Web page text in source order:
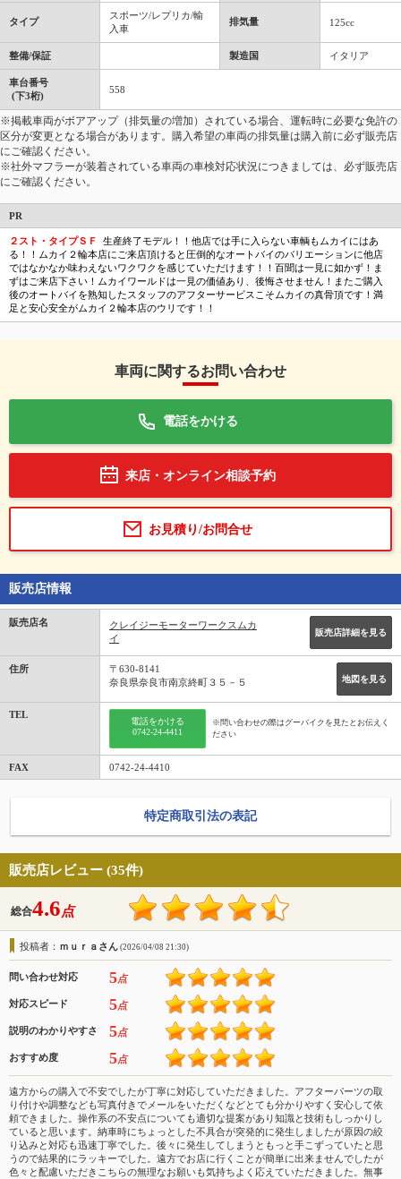
タイプ
スポーツ/レプリカ/輸
入車
排気量 125cc
整備/保証 製造国 イタリア
車台番号
(下3桁)
558
※掲載車両がボアアップ（排気量の増加）されている場合、運転時に必要な免許の
区分が変更となる場合があります。購入希望の車両の排気量は購入前に必ず販売店
にご確認ください。
※社外マフラーが装着されている車両の車検対応状況につきましては、必ず販売店
にご確認ください。
PR
２スト・タイプＳＦ
生産終了モデル！！他店では手に入らない車輌もムカイにはあ
る！！ムカイ２輪本店にご来店頂けると圧倒的なオートバイのバリエーションに他店
ではなかなか味わえないワクワクを感じていただけます！！百聞は一見に如かず！ま
ずはご来店下さい！ムカイワールドは一見の価値あり、後悔させません！またご購入
後のオートバイを熟知したスタッフのアフターサービスこそムカイの真骨頂です！満
足と安心安全がムカイ２輪本店のウリです！！
車両に関するお問い合わせ
電話をかける
来店・オンライン相談予約
お見積り/お問合せ
販売店情報
販売店名
クレイジーモーターワークスムカ
イ
販売店詳細を見る
住所
地図を見る
〒630-8141
奈良県奈良市南京終町３５－５
TEL
電話をかける
0742-24-4411
※問い合わせの際はグーバイクを見たとお伝えく
ださい
FAX 0742-24-4410
特定商取引法の表記
販売店レビュー (35件)
総合4.6点
投稿者： ｍｕｒａさん (2026/04/08 21:30)
問い合わせ対応 5点
対応スピード 5点
説明のわかりやすさ 5点
おすすめ度 5点
遠方からの購入で不安でしたが丁寧に対応していただきました。アフターパーツの取
り付けや調整なども写真付きでメールをいただくなどとても分かりやすく安心して依
頼できました。操作系の不安点についても適切な提案があり知識と技術もしっかりし
ていると思います。納車時にちょっとした不具合が突発的に発生しましたが原因の絞
り込みと対応も迅速丁寧でした。後々に発生してしまうともっと手こずっていたと思
うので結果的にラッキーでした。遠方でお店に行くことが簡単に出来ませんでしたが
色々と配慮いただきこちらの無理なお願いも気持ちよく応えていただきました。無事